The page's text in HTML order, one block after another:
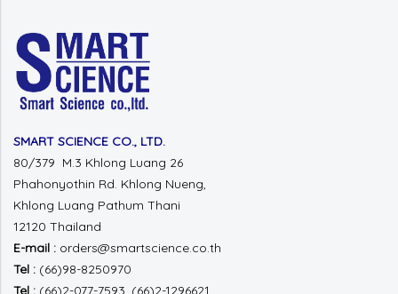
SMART SCIENCE CO., LTD.
80/379 M.3 Khlong Luang 26
Phahonyothin Rd. Khlong Nueng,
Khlong Luang Pathum Thani
12120 Thailand
E-mail : orders@smartscience.co.th
Tel : (66)98-8250970
Tel : (66)2-077-7593, (66)2-1296621